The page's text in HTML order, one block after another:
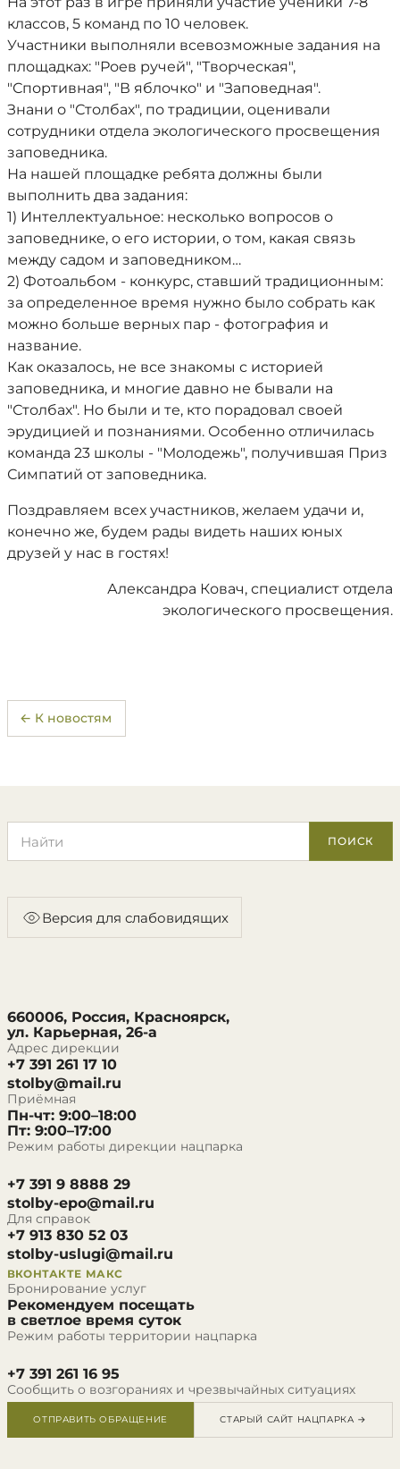
классов, 5 команд по 10 человек.
Участники выполняли всевозможные задания на
площадках: "Роев ручей", "Творческая",
"Спортивная", "В яблочко" и "Заповедная".
Знани о "Столбах", по традиции, оценивали
сотрудники отдела экологического просвещения
заповедника.
На нашей площадке ребята должны были
выполнить два задания:
1) Интеллектуальное: несколько вопросов о
заповеднике, о его истории, о том, какая связь
между садом и заповедником…
2) Фотоальбом - конкурс, ставший традиционным:
за определенное время нужно было собрать как
можно больше верных пар - фотография и
название.
Как оказалось, не все знакомы с историей
заповедника, и многие давно не бывали на
"Столбах". Но были и те, кто порадовал своей
эрудицией и познаниями. Особенно отличилась
команда 23 школы - "Молодежь", получившая Приз
Симпатий от заповедника.
Поздравляем всех участников, желаем удачи и,
конечно же, будем рады видеть наших юных
друзей у нас в гостях!
Александра Ковач, специалист отдела
экологического просвещения.
← К новостям
ПОИСК
Версия для слабовидящих
660006, Россия, Красноярск,
ул. Карьерная, 26-а
Адрес дирекции
+7 391 261 17 10
stolby@mail.ru
Приёмная
Пн-чт: 9:00–18:00
Пт: 9:00–17:00
Режим работы дирекции нацпарка
+7 391 9 8888 29
stolby-epo@mail.ru
Для справок
+7 913 830 52 03
stolby-uslugi@mail.ru
ВКОНТАКТЕ МАКС
Бронирование услуг
Рекомендуем посещать
в светлое время суток
Режим работы территории нацпарка
+7 391 261 16 95
Сообщить о возгораниях и чрезвычайных ситуациях
ОТПРАВИТЬ ОБРАЩЕНИЕ СТАРЫЙ САЙТ НАЦПАРКА →